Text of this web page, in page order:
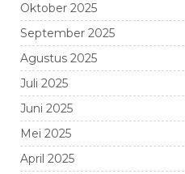
Oktober 2025
September 2025
Agustus 2025
Juli 2025
Juni 2025
Mei 2025
April 2025